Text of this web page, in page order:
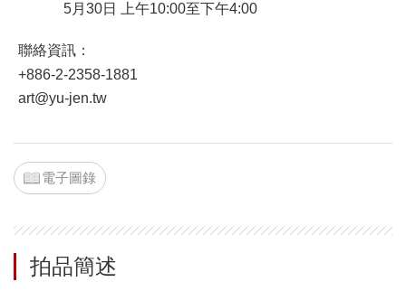
5月30日 上午10:00至下午4:00
聯絡資訊：
+886-2-2358-1881
art@yu-jen.tw
電子圖錄
拍品簡述